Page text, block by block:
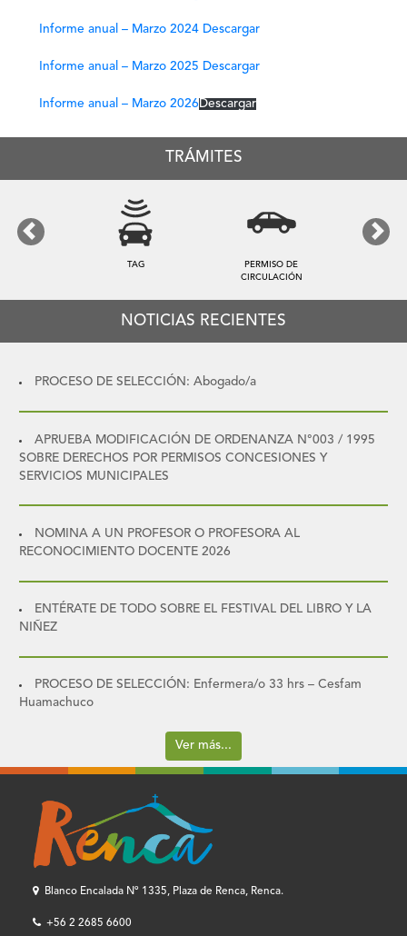
Informe anual – Marzo 2024 Descargar
Informe anual – Marzo 2025 Descargar
Informe anual – Marzo 2026 Descargar
TRÁMITES
TAG
PERMISO DE
CIRCULACIÓN
Previous Next
NOTICIAS RECIENTES
PROCESO DE SELECCIÓN: Abogado/a
APRUEBA MODIFICACIÓN DE ORDENANZA N°003 / 1995
SOBRE DERECHOS POR PERMISOS CONCESIONES Y
SERVICIOS MUNICIPALES
NOMINA A UN PROFESOR O PROFESORA AL
RECONOCIMIENTO DOCENTE 2026
ENTÉRATE DE TODO SOBRE EL FESTIVAL DEL LIBRO Y LA
NIÑEZ
PROCESO DE SELECCIÓN: Enfermera/o 33 hrs – Cesfam
Huamachuco
Ver más...
Blanco Encalada Nº 1335, Plaza de Renca, Renca.
+56 2 2685 6600